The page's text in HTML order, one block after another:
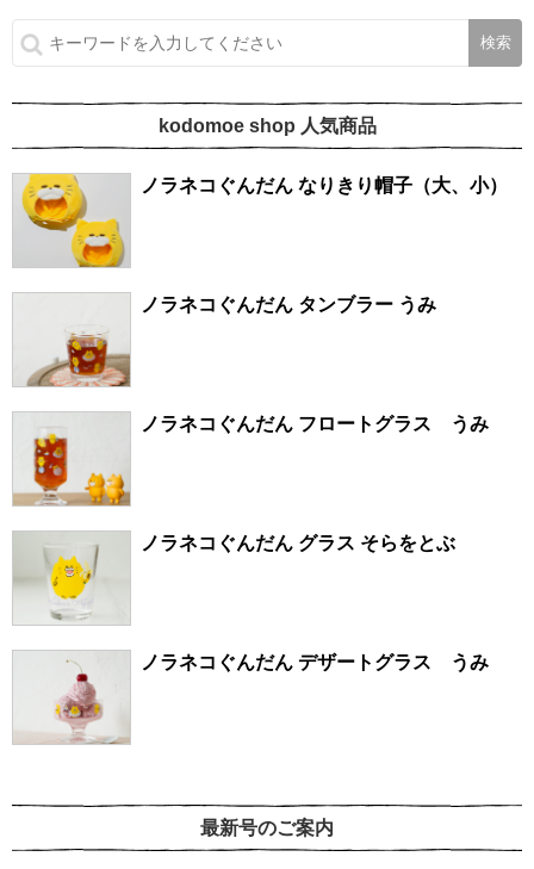
kodomoe shop 人気商品
ノラネコぐんだん なりきり帽子（大、小）
ノラネコぐんだん タンブラー うみ
ノラネコぐんだん フロートグラス うみ
ノラネコぐんだん グラス そらをとぶ
ノラネコぐんだん デザートグラス うみ
最新号のご案内